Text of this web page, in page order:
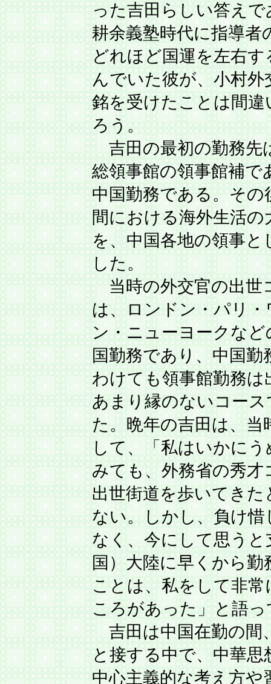
った吉田らしい答え
耕余義塾時代に指導者
どれほど国運を左右す
んでいた彼が、小村外
銘を受けたことは間違
ろう。
吉田の最初の勤務先
総領事館の領事館補で
中国勤務である。その
間における海外生活の
を、中国各地の領事と
した。
当時の外交官の出世
は、ロンドン・パリ
ン・ニューヨークなど
国勤務であり、中国勤
わけても領事館勤務は
あまり縁のないコー
た。晩年の吉田は、当
して、「私はいかに
みても、外務省の秀才
出世街道を歩いてきた
ない。しかし、負け惜
なく、今にして思うと
国）大陸に早くから勤
ことは、私をして非常
ころがあった」と語
吉田は中国在勤の間
と接する中で、中華思
中心主義的な考え方や